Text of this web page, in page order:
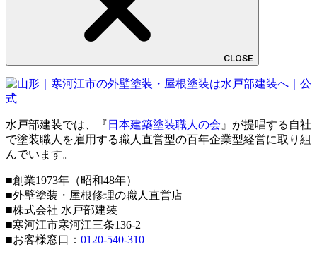
CLOSE
水戸部建装では、『 日本建築塗装職人の会 』が提唱する自社
で塗装職人を雇用する職人直営型の百年企業型経営に取り組
んでいます。
■創業1973年（昭和48年）
■外壁塗装・屋根修理の職人直営店
■株式会社 水戸部建装
■寒河江市寒河江三条136-2
■お客様窓口： 0120-540-310